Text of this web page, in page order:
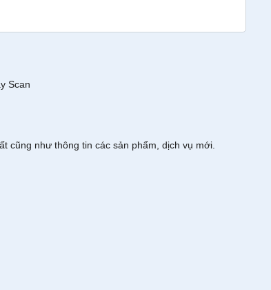
Scan
cũng như thông tin các sản phẩm, dịch vụ mới.